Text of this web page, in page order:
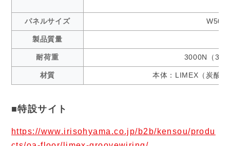
パネルサイズ
製品質量
耐荷重 3000N（
材質 本体：LIMEX（炭酸
■特設サイト
https://www.irisohyama.co.jp/b2b/kensou/produ